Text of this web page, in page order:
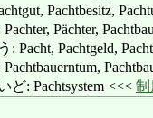
Pachtbesitz,
Pächter,
Pacht, Pachtgeld,
: Pachtsystem <<< 制